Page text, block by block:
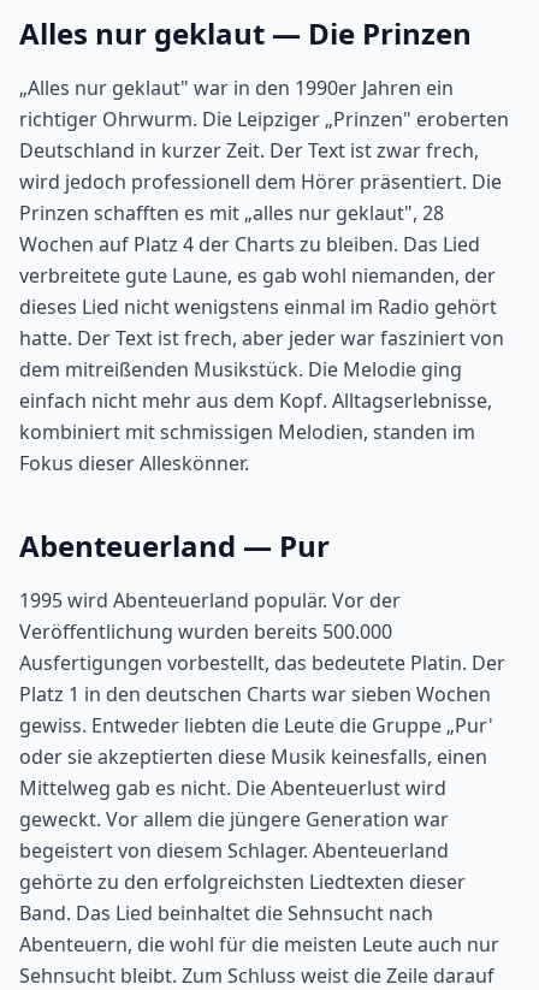
Alles nur geklaut — Die Prinzen
„Alles nur geklaut" war in den 1990er Jahren ein
richtiger Ohrwurm. Die Leipziger „Prinzen" eroberten
Deutschland in kurzer Zeit. Der Text ist zwar frech,
wird jedoch professionell dem Hörer präsentiert. Die
Prinzen schafften es mit „alles nur geklaut", 28
Wochen auf Platz 4 der Charts zu bleiben. Das Lied
verbreitete gute Laune, es gab wohl niemanden, der
dieses Lied nicht wenigstens einmal im Radio gehört
hatte. Der Text ist frech, aber jeder war fasziniert von
dem mitreißenden Musikstück. Die Melodie ging
einfach nicht mehr aus dem Kopf. Alltagserlebnisse,
kombiniert mit schmissigen Melodien, standen im
Fokus dieser Alleskönner.
Abenteuerland — Pur
1995 wird Abenteuerland populär. Vor der
Veröffentlichung wurden bereits 500.000
Ausfertigungen vorbestellt, das bedeutete Platin. Der
Platz 1 in den deutschen Charts war sieben Wochen
gewiss. Entweder liebten die Leute die Gruppe „Pur'
oder sie akzeptierten diese Musik keinesfalls, einen
Mittelweg gab es nicht. Die Abenteuerlust wird
geweckt. Vor allem die jüngere Generation war
begeistert von diesem Schlager. Abenteuerland
gehörte zu den erfolgreichsten Liedtexten dieser
Band. Das Lied beinhaltet die Sehnsucht nach
Abenteuern, die wohl für die meisten Leute auch nur
Sehnsucht bleibt. Zum Schluss weist die Zeile darauf